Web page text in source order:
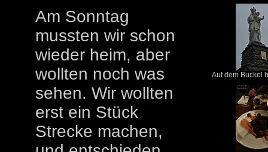
Am Sonntag
mussten wir schon
wieder heim, aber
wollten noch was
sehen. Wir wollten
erst ein Stück
Strecke machen,
Auf dem Buckel